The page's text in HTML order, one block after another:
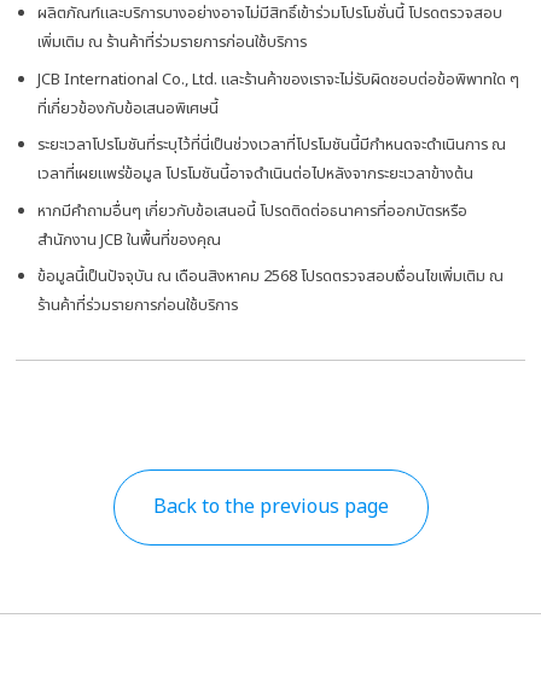
ผลิตภัณฑ์และบริการบางอย่างอาจไม่มีสิทธิ์เข้าร่วมโปรโมชั่นนี้ โปรดตรวจสอบ
เพิ่มเติม ณ ร้านค้าที่ร่วมรายการก่อนใช้บริการ
JCB International Co., Ltd. และร้านค้าของเราจะไม่รับผิดชอบต่อข้อพิพาทใด ๆ
ที่เกี่ยวข้องกับข้อเสนอพิเศษนี้
ระยะเวลาโปรโมชันที่ระบุไว้ที่นี่เป็นช่วงเวลาที่โปรโมชันนี้มีกำหนดจะดำเนินการ ณ
เวลาที่เผยแพร่ข้อมูล โปรโมชันนี้อาจดำเนินต่อไปหลังจากระยะเวลาข้างต้น
หากมีคำถามอื่นๆ เกี่ยวกับข้อเสนอนี้ โปรดติดต่อธนาคารที่ออกบัตรหรือ
สำนักงาน JCB ในพื้นที่ของคุณ
ข้อมูลนี้เป็นปัจจุบัน ณ เดือนสิงหาคม 2568 โปรดตรวจสอบเงื่อนไขเพิ่มเติม ณ
ร้านค้าที่ร่วมรายการก่อนใช้บริการ
Back to the previous page